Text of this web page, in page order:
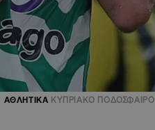
ΑΘΛΗΤΙΚΑ ΚΥΠΡΙΑΚΟ ΠΟΔΟΣΦΑΙΡΟ